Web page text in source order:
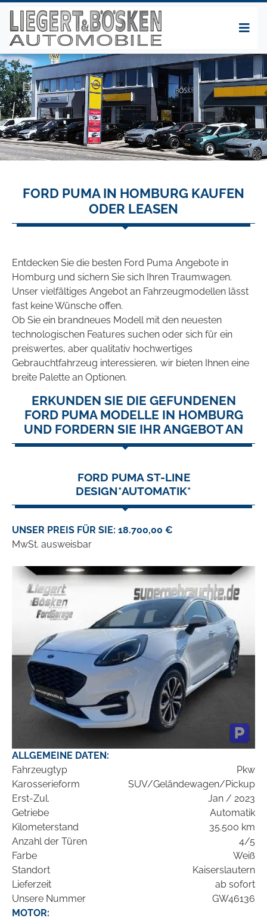
FORD PUMA IN HOMBURG KAUFEN
ODER LEASEN
Entdecken Sie die besten Ford Puma Angebote in
Homburg und sichern Sie sich Ihren Traumwagen.
Unser vielfältiges Angebot an Fahrzeugmodellen lässt
fast keine Wünsche offen.
Ob Sie ein brandneues Modell mit den neuesten
technologischen Features suchen oder sich für ein
preiswertes, aber qualitativ hochwertiges
Gebrauchtfahrzeug interessieren, wir bieten Ihnen eine
breite Palette an Optionen.
ERKUNDEN SIE DIE GEFUNDENEN
FORD PUMA MODELLE IN HOMBURG
UND FORDERN SIE IHR ANGEBOT AN
FORD PUMA ST-LINE
DESIGN*AUTOMATIK*
UNSER PREIS FÜR SIE: 18.700,00 €
MwSt. ausweisbar
ALLGEMEINE DATEN:
Fahrzeugtyp
Pkw
Karosserieform
SUV/Geländewagen/Pickup
Erst-Zul.
Jan / 2023
Getriebe
Automatik
Kilometerstand
35.500 km
Anzahl der Türen
4/5
Farbe
Weiß
Standort
Kaiserslautern
Lieferzeit
ab sofort
Unsere Nummer
GW46136
MOTOR: